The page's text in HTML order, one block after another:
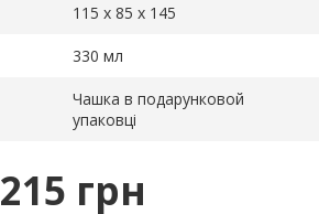
115 х 85 х 145
330 мл
Чашка в подарунковой
упаковці
215 грн